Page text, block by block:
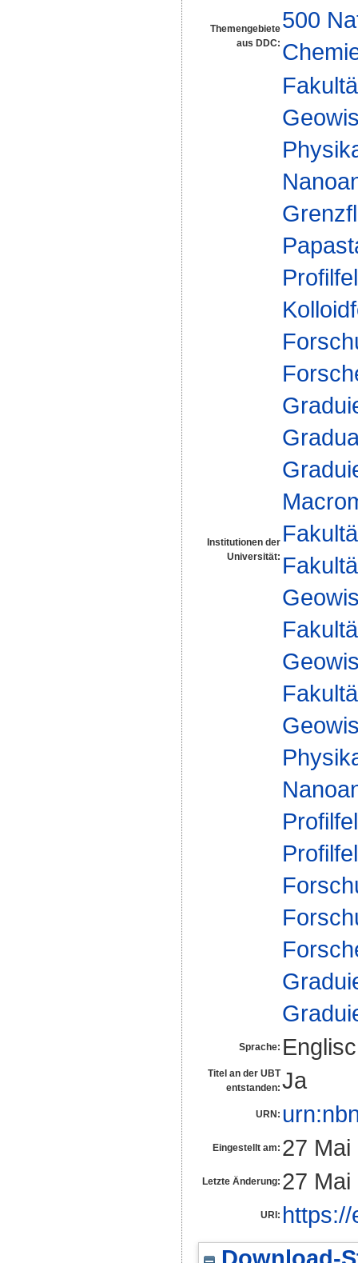
Themengebiete
aus DDC:
500
Institutionen der
Universität:
Sprache:
Titel an der UBT
entstanden: Ja
URN:
Eingestellt am: 27 Mai
Letzte Änderung: 27 Mai
URI: